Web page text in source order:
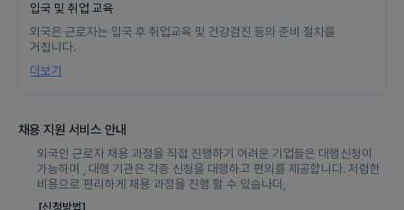
입국 및 취업 교육
외국은 근로자는 입국 후 취업교육 및 건강검진 등의 준비 절차를
거칩니다.
더보기
채용 지원 서비스 안내
외국인 근로자 채용 과정을 직접 진행하기 어려운 기업들은 대행신청이
가능하며 , 대행 기관은 각종 신청을 대행하고 편의를 제공합니다. 저렴한
비용으로 편리하게 채용 과정을 진행 할 수 있숩나더,
[신청방법]